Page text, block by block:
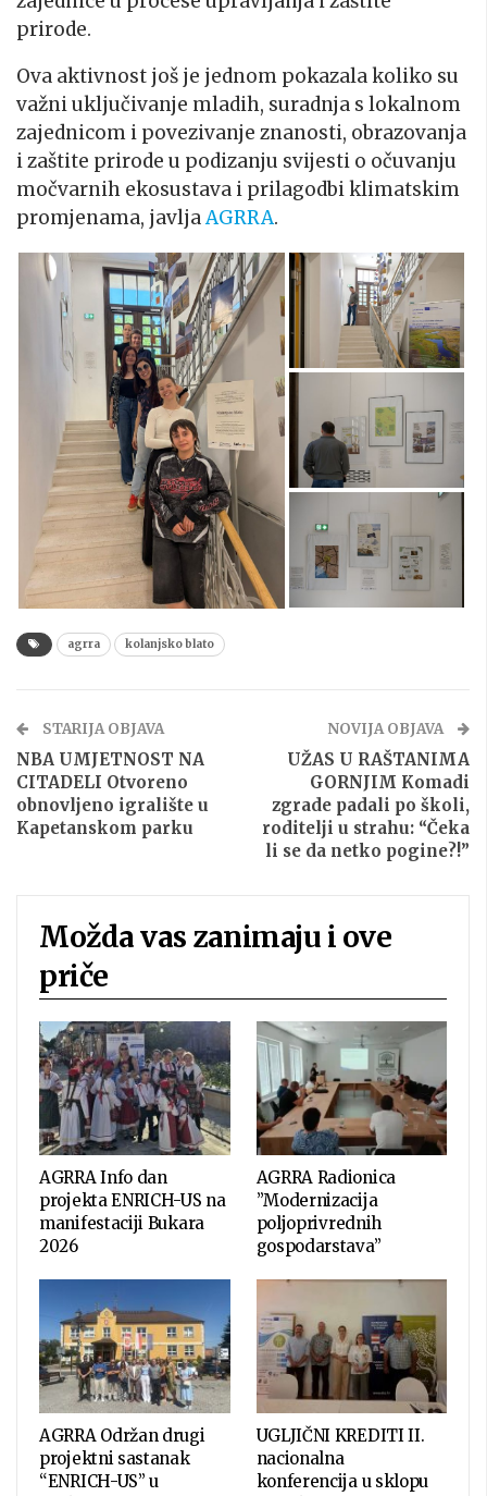
prirode.
Ova aktivnost još je jednom pokazala koliko su
važni uključivanje mladih, suradnja s lokalnom
zajednicom i povezivanje znanosti, obrazovanja
i zaštite prirode u podizanju svijesti o očuvanju
močvarnih ekosustava i prilagodbi klimatskim
promjenama, javljaAGRRA.
agrra kolanjsko blato
STARIJA OBJAVA
NBA UMJETNOST NA
CITADELI Otvoreno
obnovljeno igralište u
Kapetanskom parku
NOVIJA OBJAVA
UŽAS U RAŠTANIMA
GORNJIM Komadi
zgrade padali po školi,
roditelji u strahu: “Čeka
li se da netko pogine?!”
Možda vas zanimaju i ove
priče
AGRRA Info dan
projekta ENRICH-US na
manifestaciji Bukara
2026
AGRRA Radionica
”Modernizacija
poljoprivrednih
gospodarstava”
AGRRA Održan drugi
projektni sastanak
“ENRICH-US” u
UGLJIČNI KREDITI II.
nacionalna
konferencija u sklopu